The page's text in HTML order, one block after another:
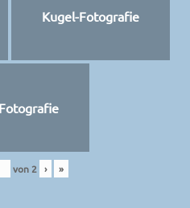
Kugel-Fotografie
von 2 › »